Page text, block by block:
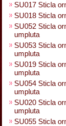
SU017 Sticla
SU018 Sticla
SU052 Sticla
umpluta
SU053 Sticla
umpluta
SU019 Sticla
umpluta
SU054 Sticla
umpluta
SU020 Sticla
umpluta
SU055 Sticla